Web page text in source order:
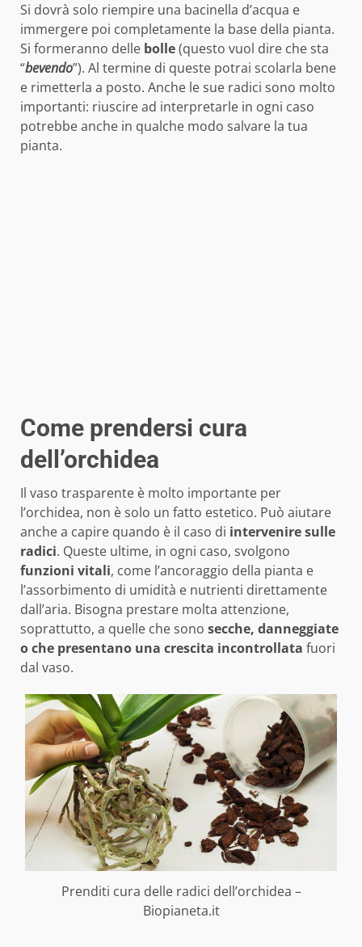
Si dovrà solo riempire una bacinella d’acqua e
immergere poi completamente la base della pianta.
Si formeranno delle bolle(questo vuol dire che sta
“bevendo”). Al termine di queste potrai scolarla bene
e rimetterla a posto. Anche le sue radici sono molto
importanti: riuscire ad interpretarle in ogni caso
potrebbe anche in qualche modo salvare la tua
pianta.
Come prendersi cura
dell’orchidea
Il vaso trasparente è molto importante per
l’orchidea, non è solo un fatto estetico. Può aiutare
anche a capire quando è il caso di interveniresulle
radici. Queste ultime, in ogni caso, svolgono
funzioni vitali, come l’ancoraggio della pianta e
l’assorbimento di umidità e nutrienti direttamente
dall’aria. Bisogna prestare molta attenzione,
soprattutto, a quelle che sono secche, danneggiate
o che presentano una crescita incontrollata fuori
dal vaso.
Prenditi cura delle radici dell’orchidea –
Biopianeta.it